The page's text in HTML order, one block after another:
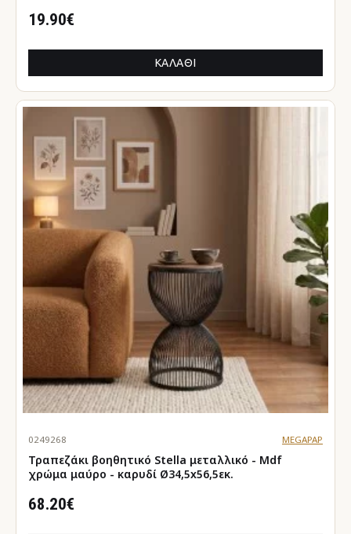
19.90€
ΚΑΛΆΘΙ
0249268 MEGAPAP
Τραπεζάκι βοηθητικό Stella μεταλλικό - Mdf
χρώμα μαύρο - καρυδί Ø34,5x56,5εκ.
68.20€